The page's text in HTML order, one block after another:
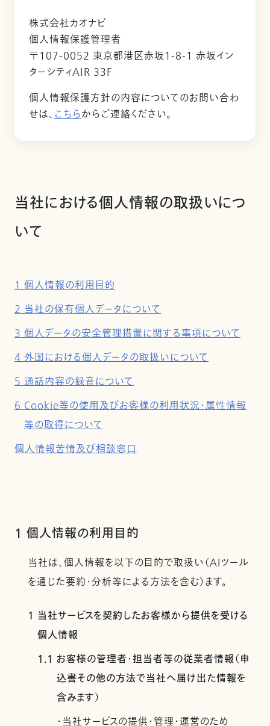
株式会社カオナビ
個人情報保護管理者
〒107-0052 東京都港区赤坂1-8-1 赤坂イン
ターシティAIR 33F
個人情報保護方針の内容についてのお問い合わ
せは、こちらからご連絡ください。
当社における個人情報の取扱いにつ
いて
1 個人情報の利用目的
2 当社の保有個人データについて
3 個人データの安全管理措置に関する事項について
4 外国における個人データの取扱いについて
5 通話内容の録音について
6 Cookie等の使用及びお客様の利用状況・属性情報
等の取得について
個人情報苦情及び相談窓口
1 個人情報の利用目的
当社は、個人情報を以下の目的で取扱い（AIツール
を通じた要約・分析等による方法を含む）ます。
1 当社サービスを契約したお客様から提供を受ける
個人情報
1.1 お客様の管理者・担当者等の従業者情報（申
込書その他の方法で当社へ届け出た情報を
含みます）
・当社サービスの提供・管理・運営のため